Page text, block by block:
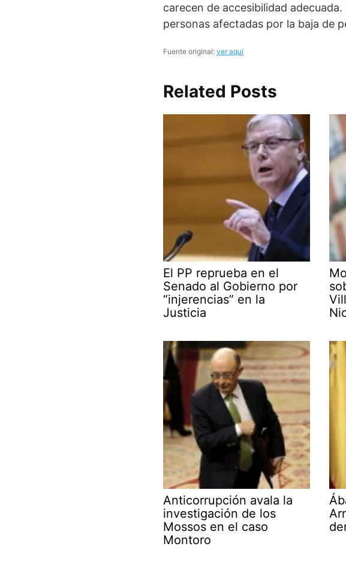
carecen de accesibilidad
personas afectadas por la baja de
Fuente original: ver aquí
Related Posts
El PP reprueba en el
Senado al Gobierno por
“injerencias” en la
Justicia
Anticorrupción avala la
investigación de los
Mossos en el caso
Montoro